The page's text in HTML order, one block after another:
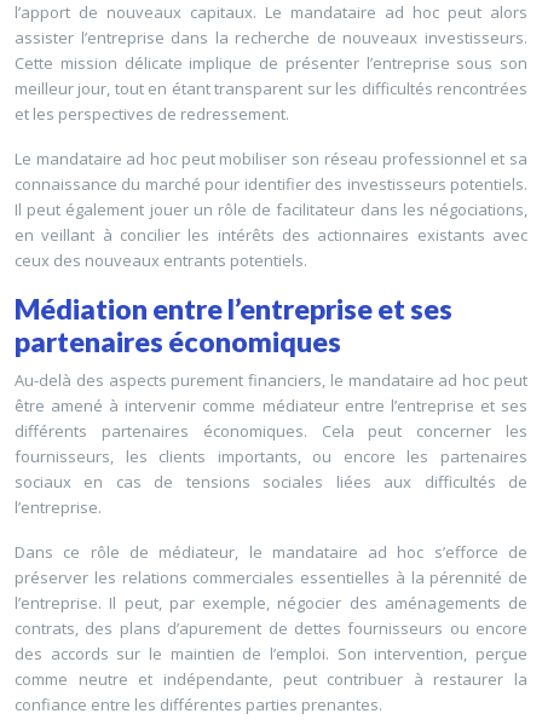
l’apport de nouveaux capitaux. Le mandataire ad hoc peut alors
assister l’entreprise dans la recherche de nouveaux investisseurs.
Cette mission délicate implique de présenter l’entreprise sous son
meilleur jour, tout en étant transparent sur les difficultés rencontrées
et les perspectives de redressement.
Le mandataire ad hoc peut mobiliser son réseau professionnel et sa
connaissance du marché pour identifier des investisseurs potentiels.
Il peut également jouer un rôle de facilitateur dans les négociations,
en veillant à concilier les intérêts des actionnaires existants avec
ceux des nouveaux entrants potentiels.
Médiation entre l’entreprise et ses
partenaires économiques
Au-delà des aspects purement financiers, le mandataire ad hoc peut
être amené à intervenir comme médiateur entre l’entreprise et ses
différents partenaires économiques. Cela peut concerner les
fournisseurs, les clients importants, ou encore les partenaires
sociaux en cas de tensions sociales liées aux difficultés de
l’entreprise.
Dans ce rôle de médiateur, le mandataire ad hoc s’efforce de
préserver les relations commerciales essentielles à la pérennité de
l’entreprise. Il peut, par exemple, négocier des aménagements de
contrats, des plans d’apurement de dettes fournisseurs ou encore
des accords sur le maintien de l’emploi. Son intervention, perçue
comme neutre et indépendante, peut contribuer à restaurer la
confiance entre les différentes parties prenantes.